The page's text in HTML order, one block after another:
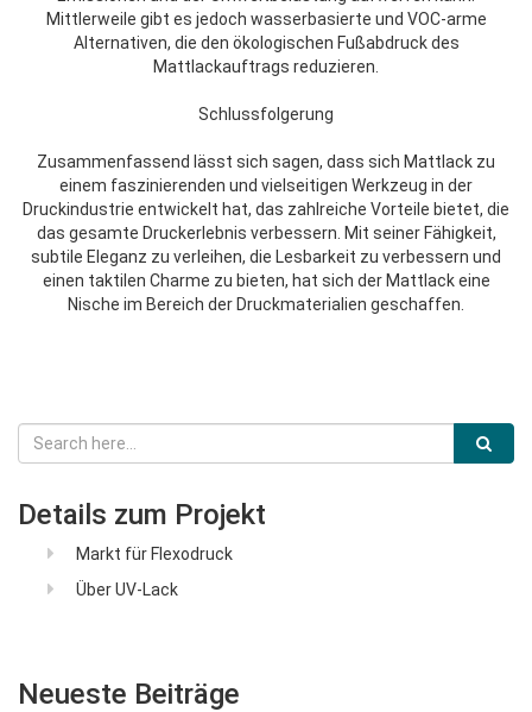
Mittlerweile gibt es jedoch wasserbasierte und VOC-arme
Alternativen, die den ökologischen Fußabdruck des
Mattlackauftrags reduzieren.
Schlussfolgerung
Zusammenfassend lässt sich sagen, dass sich Mattlack zu
einem faszinierenden und vielseitigen Werkzeug in der
Druckindustrie entwickelt hat, das zahlreiche Vorteile bietet, die
das gesamte Druckerlebnis verbessern. Mit seiner Fähigkeit,
subtile Eleganz zu verleihen, die Lesbarkeit zu verbessern und
einen taktilen Charme zu bieten, hat sich der Mattlack eine
Nische im Bereich der Druckmaterialien geschaffen.
Details zum Projekt
Markt für Flexodruck
Über UV-Lack
Neueste Beiträge